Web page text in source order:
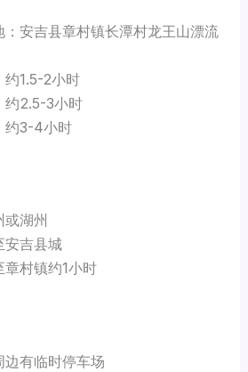
：安吉县章村镇长潭村龙王山漂流
约1.5-2小时
约2.5-3小时
约3-4小时
湖州
安吉县城
村镇约1小时
边有临时停车场